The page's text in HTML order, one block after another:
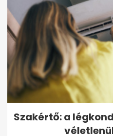
Szakértő: a